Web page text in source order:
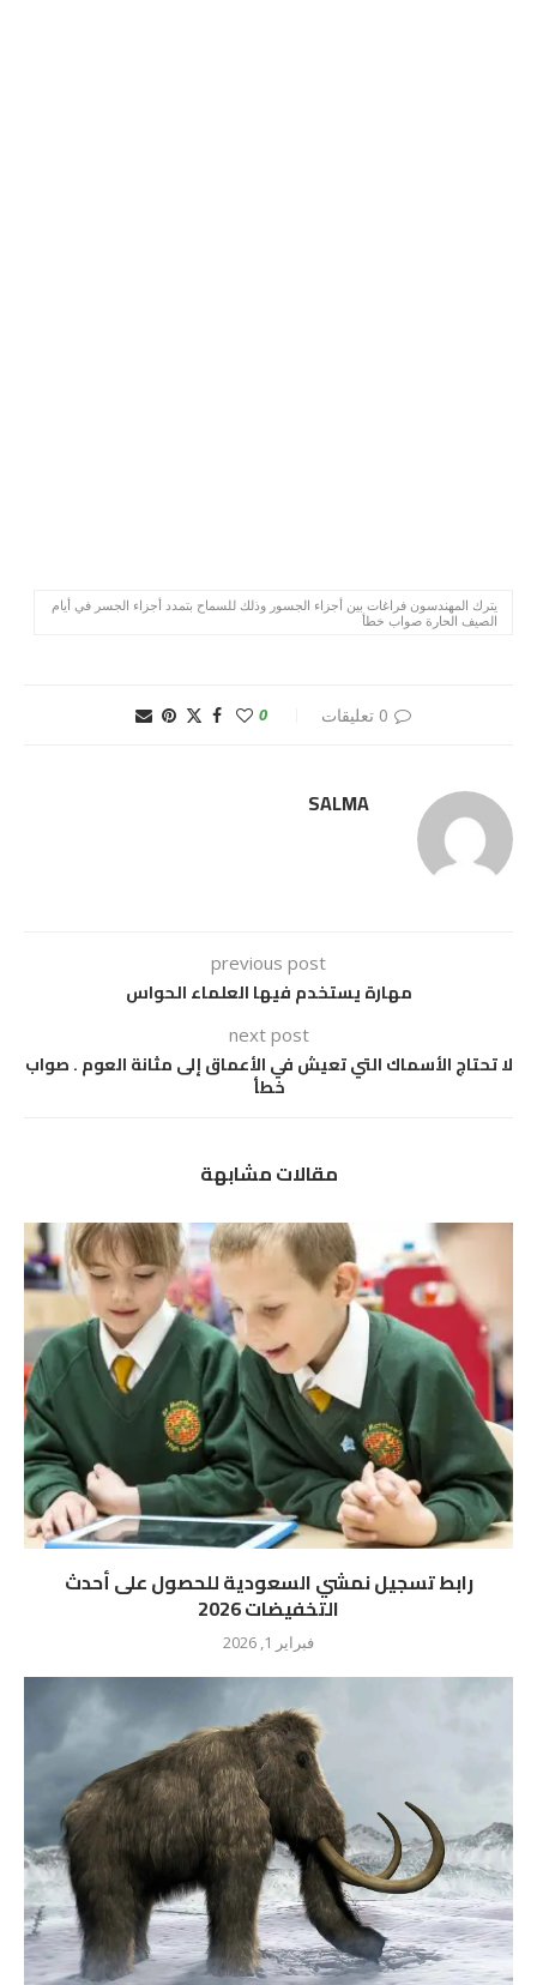
يترك المهندسون فراغات بين أجزاء الجسور وذلك للسماح بتمدد أجزاء الجسر في أيام
الصيف الحارة صواب خطأ
0 تعليقات 0
SALMA
previous post
مهارة يستخدم فيها العلماء الحواس
next post
لا تحتاج الأسماك التي تعيش في الأعماق إلى مثانة العوم . صواب
خطأ
مقالات مشابهة
رابط تسجيل نمشي السعودية للحصول على أحدث
التخفيضات 2026
فبراير 1, 2026